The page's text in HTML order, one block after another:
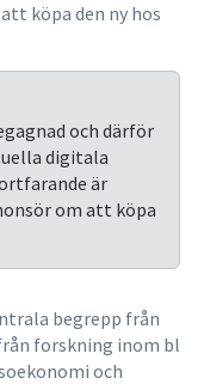
köpa den ny hos
och därför
digitala
är
om att köpa
begrepp från
forskning inom bl
och